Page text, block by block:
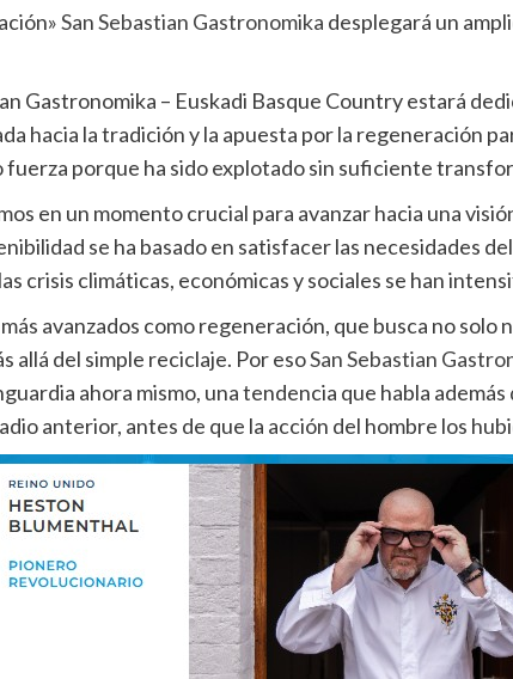
San Sebastian Gastronomika desplegará un
Gastronomika – Euskadi Basque Country estará
hacia la tradición y la apuesta por la regeneración
porque ha sido explotado sin suficiente
en un momento crucial para avanzar hacia una
se ha basado en satisfacer las necesidades
crisis climáticas, económicas y sociales se han
avanzados como regeneración, que busca no solo
allá del simple reciclaje. Por esoSan Sebastian
ahora mismo, una tendencia que habla
anterior, antes de que la acción del hombre los